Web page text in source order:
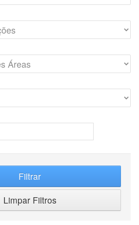
Filtrar
Limpar Filtros